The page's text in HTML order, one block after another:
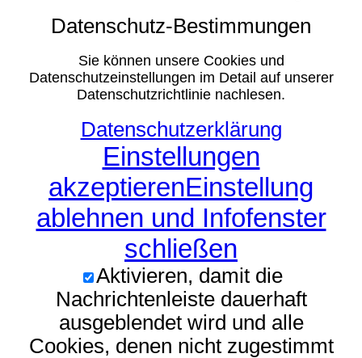
Datenschutz-Bestimmungen
Sie können unsere Cookies und
Datenschutzeinstellungen im Detail auf unserer
Datenschutzrichtlinie nachlesen.
Datenschutzerklärung
Einstellungen
akzeptierenEinstellung
ablehnen und Infofenster
schließen
Aktivieren, damit die
Nachrichtenleiste dauerhaft
ausgeblendet wird und alle
Cookies, denen nicht zugestimmt